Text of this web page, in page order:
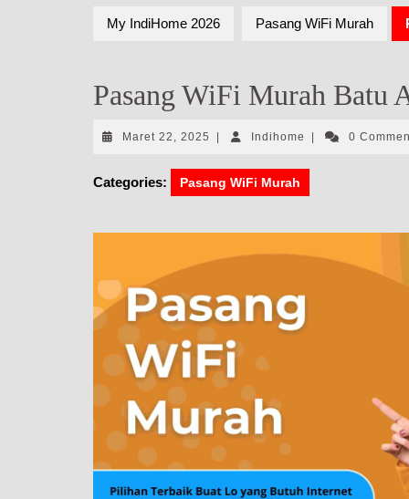
My IndiHome 2026 Pasang WiFi Murah
Pasang WiFi Murah Batu
Maret 22, 2025 Maret
2025
Indihome Indihome
0
Categories: Pasang WiFi Murah